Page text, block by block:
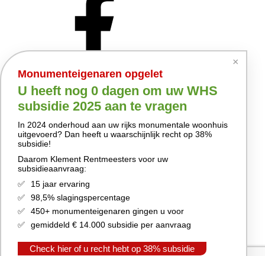
×
Monumenteigenaren opgelet
U heeft nog 0 dagen om uw WHS
subsidie 2025 aan te vragen
In 2024 onderhoud aan uw rijks monumentale woonhuis
uitgevoerd? Dan heeft u waarschijnlijk recht op 38%
subsidie!
Daarom Klement Rentmeesters voor uw
subsidieaanvraag:
15 jaar ervaring
98,5% slagingspercentage
450+ monumenteigenaren gingen u voor
gemiddeld € 14.000 subsidie per aanvraag
Check hier of u recht hebt op 38% subsidie